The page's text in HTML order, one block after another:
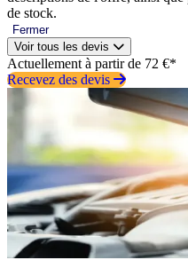
de stock.
Fermer
Voir tous les devis
Actuellement à partir de 72 €*
Recevez des devis